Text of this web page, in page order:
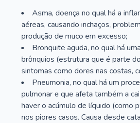
Asma, doença no qual há a
aéreas, causando inchaços,
produção de muco em excesso;
Bronquite aguda, no qual há
brônquios (estrutura que é parte
sintomas como dores nas costas,
Pneumonia, no qual há um
pulmonar e que afeta também a
haver o acúmulo de líquido (como
nos piores casos. Causa desde